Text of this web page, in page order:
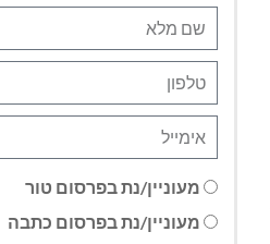
מעוניין/נת בפרסום טור
מעוניין/נת בפרסום כתבה